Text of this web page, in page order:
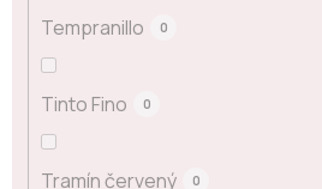
Tempranillo 0
Tinto Fino 0
Tramín červený 0